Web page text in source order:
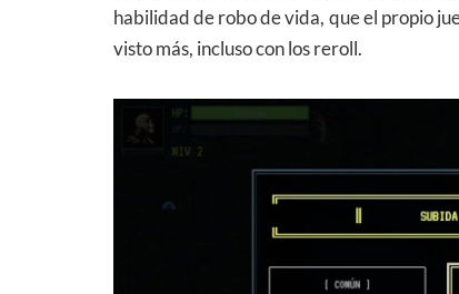
habilidad de robo de vida, que el propio
visto más, incluso con los reroll.